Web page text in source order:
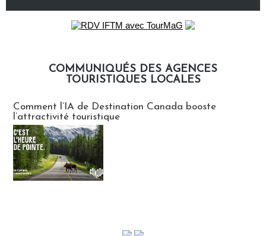
COMMUNIQUÉS DES AGENCES
TOURISTIQUES LOCALES
Comment l’IA de Destination Canada booste
l’attractivité touristique